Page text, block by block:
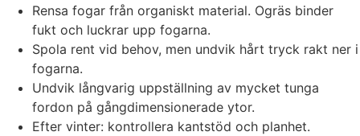
Rensa fogar från organiskt material. Ogräs binder
fukt och luckrar upp fogarna.
Spola rent vid behov, men undvik hårt tryck rakt ner i
fogarna.
Undvik långvarig uppställning av mycket tunga
fordon på gångdimensionerade ytor.
Efter vinter: kontrollera kantstöd och planhet.